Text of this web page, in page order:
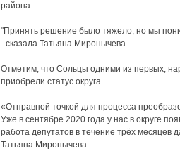
района.
"Принять решение было тяжело, но мы
- сказала Татьяна Миронычева.
Отметим, что Сольцы одними из первых,
приобрели статус округа.
«Отправной точкой для процесса
Уже в сентябре 2020 года у нас в округе
работа депутатов в течение трёх месяцев
Татьяна Миронычева.